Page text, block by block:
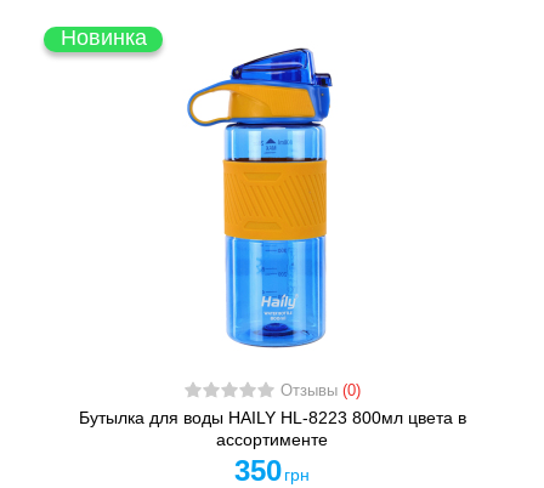
Новинка
Отзывы (0)
Бутылка для воды HAILY HL-8223 800мл цвета в
ассортименте
350 грн